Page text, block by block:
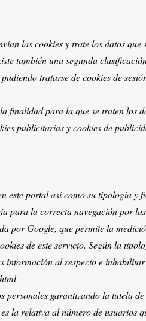
las cookies y trate los datos que
también una segunda
tratarse de cookies de
finalidad para la que se traten los
publicitarias y cookies de
este portal así como su tipología y
para la correcta navegación por
por Google, que permite la
de este servicio. Según la
información al respecto e inhabilitar
personales garantizando la tutela
la relativa al número de usuarios